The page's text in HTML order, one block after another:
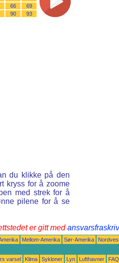
66
69
90 93
du klikke på den
kryss for å zoome
med strek for å
pilene for å se
er gitt med
Mellom-Amerika Sør-Amerika
varsel Klima Sykloner Lyn Lufthavner FAQ